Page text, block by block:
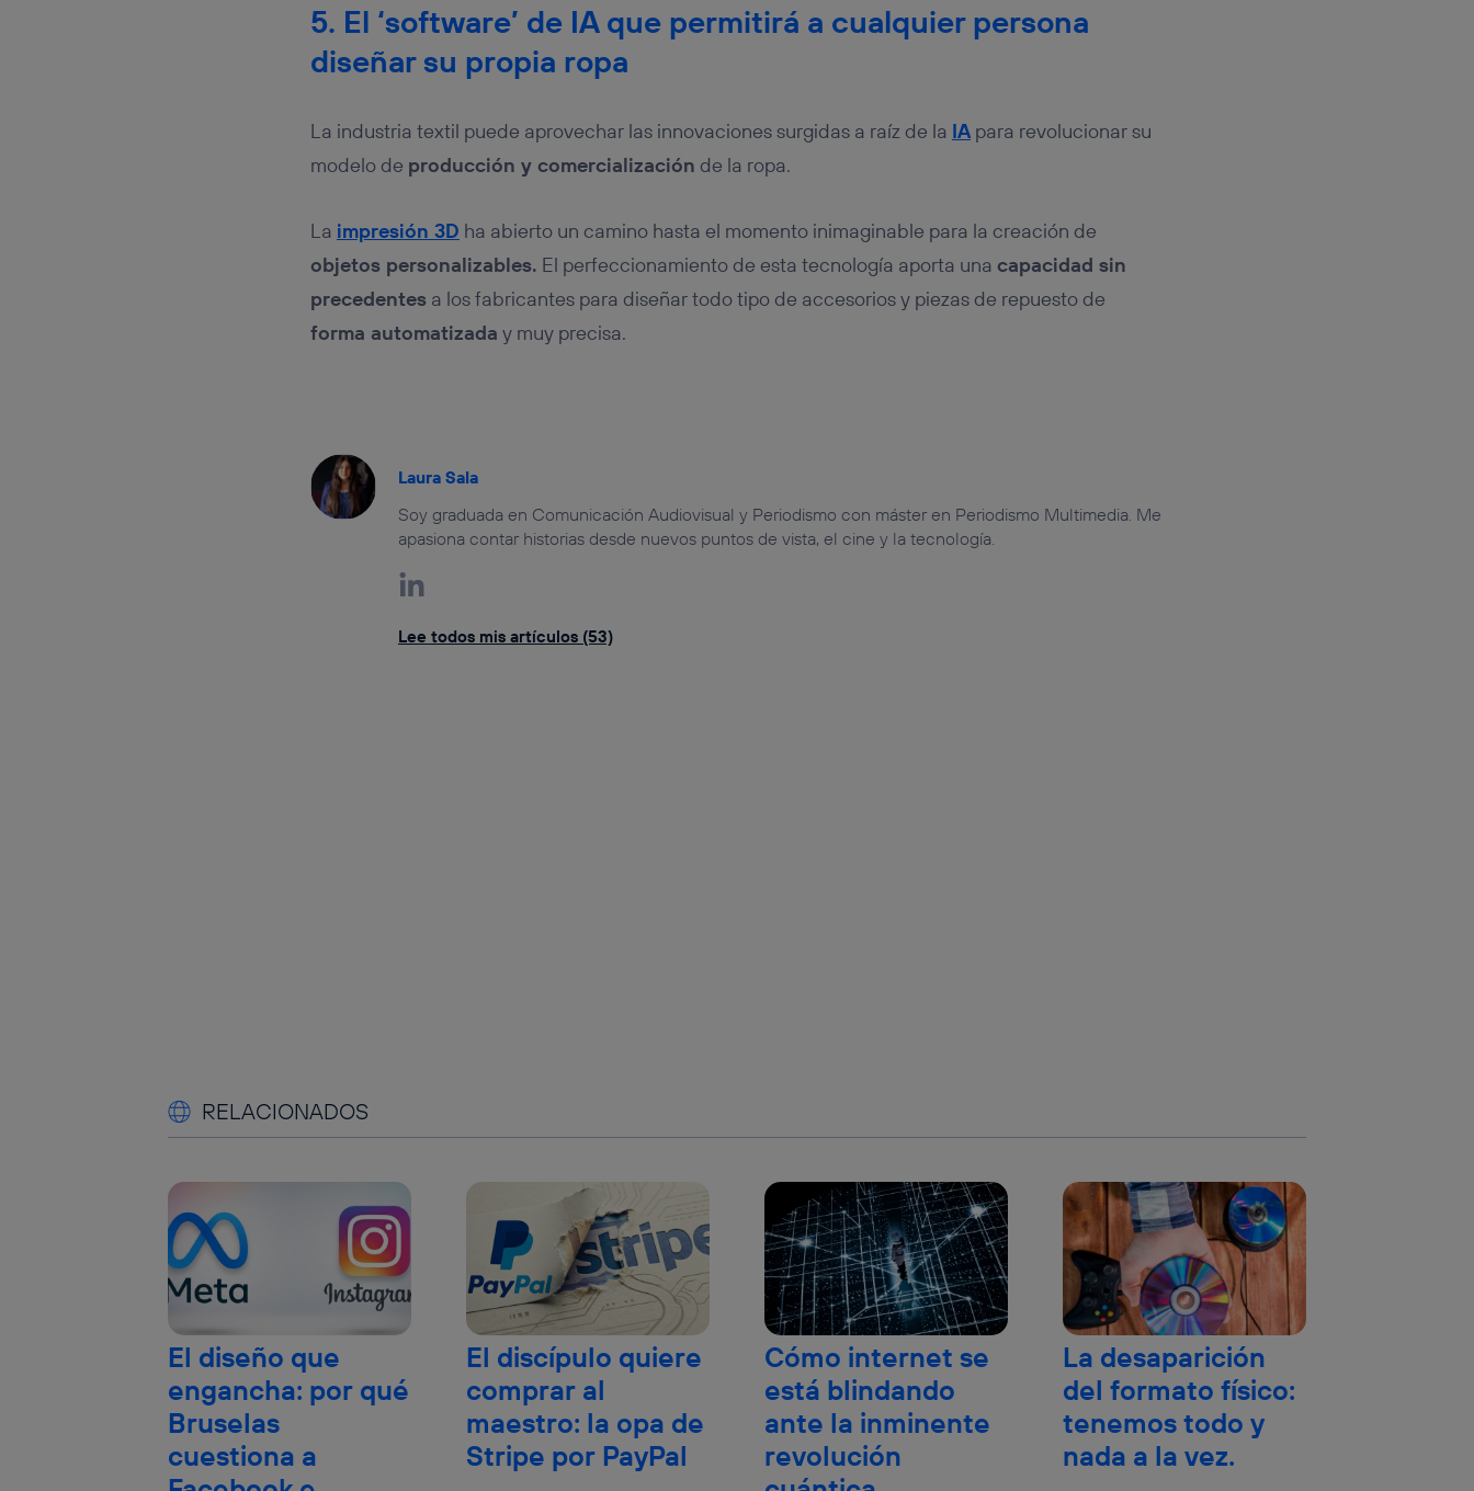
5. El ‘software’ de IA que permitirá a cualquier persona
diseñar su propia ropa
La industria textil puede aprovechar las innovaciones surgidas a raíz de la IApara revolucionar su
modelo de producción y comercialización de la ropa.
La impresión 3D ha abierto un camino hasta el momento inimaginable para la creación de
objetos personalizables. El perfeccionamiento de esta tecnología aporta una capacidad sin
precedentesa los fabricantes para diseñar todo tipo de accesorios y piezas de repuesto de
forma automatizada y muy precisa.
Laura Sala
Soy graduada en Comunicación Audiovisual y Periodismo con máster en Periodismo Multimedia. Me
apasiona contar historias desde nuevos puntos de vista, el cine y la tecnología.
Lee todos mis artículos (53)
RELACIONADOS
El diseño que
engancha: por qué
Bruselas
cuestiona a
El discípulo quiere
comprar al
maestro: la opa de
Stripe por PayPal
Cómo internet se
está blindando
ante la inminente
revolución
La desaparición
del formato físico:
tenemos todo y
nada a la vez.